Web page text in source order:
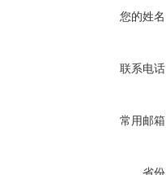
您的姓
联系电
常用邮